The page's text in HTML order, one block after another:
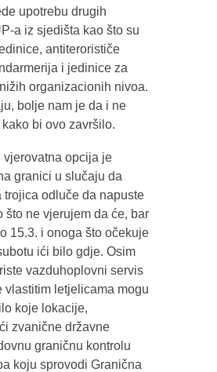
upotrebu drugih
a iz sjedišta kao što su
antiterorističe
i jedinice za
organizacionih nivoa.
bolje nam je da i ne
bi ovo završilo.
vjerovatna opcija je
granici u slučaju da
trojica odluče da napuste
što ne vjerujem da će, bar
15.3. i onoga što očekuje
ići bilo gdje. Osim
vazduhoplovni servis
vlastitim letjelicama mogu
koje lokacije,
zvanične državne
graničnu kontrolu
koju sprovodi Granična